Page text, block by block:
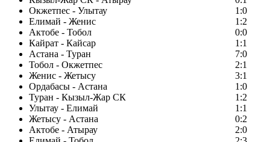
Окжетпес - Улытау
1:0
Елимай - Женис
1:2
Актобе - Тобол
0:0
Кайрат - Кайсар
1:1
Астана - Туран
7:0
Тобол - Окжетпес
2:1
Женис - Жетысу
3:1
Ордабасы - Астана
1:0
Туран - Кызыл-Жар СК
1:2
Улытау - Елимай
1:1
Жетысу - Астана
0:2
Актобе - Атырау
2:0